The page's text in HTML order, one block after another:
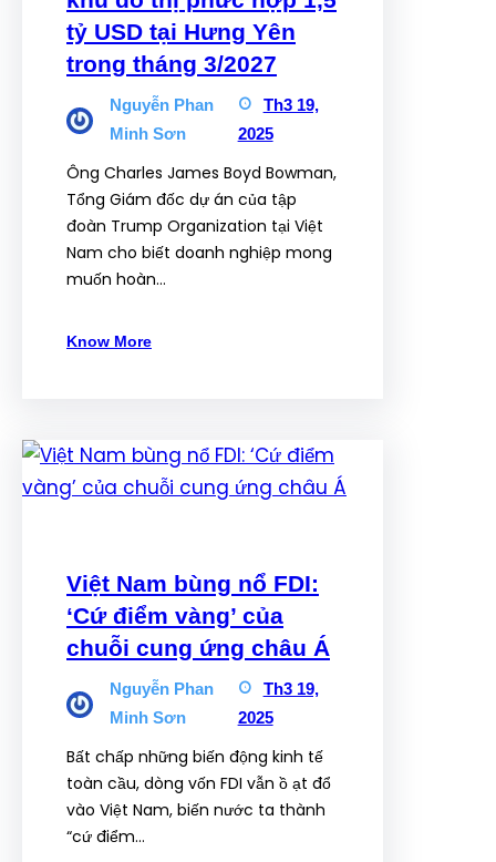
tỷ USD tại Hưng Yên
trong tháng 3/2027
Nguyễn Phan
Minh Sơn
Th3 19,
2025
Ông Charles James Boyd Bowman,
Tổng Giám đốc dự án của tập
đoàn Trump Organization tại Việt
Nam cho biết doanh nghiệp mong
muốn hoàn…
Know More
Việt Nam bùng nổ FDI:
‘Cứ điểm vàng’ của
chuỗi cung ứng châu Á
Nguyễn Phan
Minh Sơn
Th3 19,
2025
Bất chấp những biến động kinh tế
toàn cầu, dòng vốn FDI vẫn ồ ạt đổ
vào Việt Nam, biến nước ta thành
“cứ điểm…